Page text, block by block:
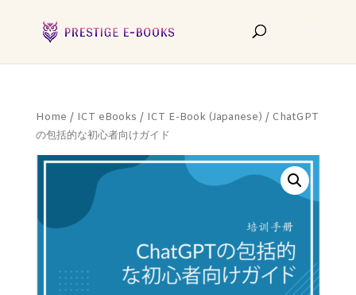
Home / ICT eBooks / ICT E-Book (Japanese) / ChatGPT
の包括的な初心者向けガイド